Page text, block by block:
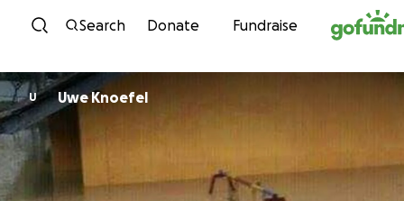
Skip to content
Search Donate Fundraise
U Uwe Knoefel